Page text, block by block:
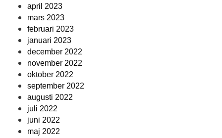
april 2023
mars 2023
februari 2023
januari 2023
december 2022
november 2022
oktober 2022
september 2022
augusti 2022
juli 2022
juni 2022
maj 2022